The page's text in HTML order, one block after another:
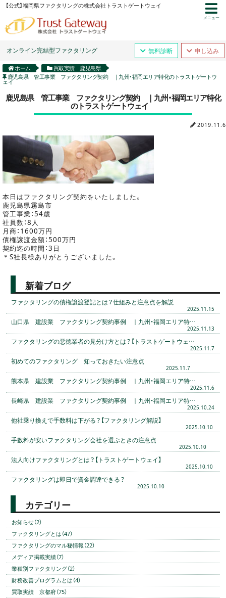
【公式】福岡県ファクタリングの株式会社トラストゲートウェイ
オンライン完結型ファクタリング 無料診断 申し込み
メニュー
ホーム
買取実績 鹿児島県
鹿児島県 管工事業 ファクタリング契約 ｜九州・福岡エリア特化のトラストゲートウ
ェイ
鹿児島県 管工事業 ファクタリング契約 ｜九州・福岡エリア特化
のトラストゲートウェイ
2019.11.6
本日はファクタリング契約をいたしました。
鹿児島県霧島市
管工事業：54歳
社員数：8人
月商：1600万円
債権譲渡金額：500万円
契約迄の時間：3日
＊S社長様ありがとうございました。
新着ブログ
ファクタリングの債権譲渡登記とは？仕組みと注意点を解説
2025.11.15
山口県 建設業 ファクタリング契約事例 ｜九州・福岡エリア特…
2025.11.13
ファクタリングの悪徳業者の見分け方とは？【トラストゲートウェ…
2025.11.7
初めてのファクタリング 知っておきたい注意点
2025.11.7
熊本県 建設業 ファクタリング契約事例 ｜九州・福岡エリア特…
2025.11.6
長崎県 建設業 ファクタリング契約事例 ｜九州・福岡エリア特…
2025.10.24
他社乗り換えで手数料は下がる？【ファクタリング解説】
2025.10.10
手数料が安いファクタリング会社を選ぶときの注意点
2025.10.10
法人向けファクタリングとは？【トラストゲートウェイ】
2025.10.10
ファクタリングは即日で資金調達できる？
2025.10.10
カテゴリー
お知らせ（2）
ファクタリングとは（47）
ファクタリングのマル秘情報（22）
メディア掲載実績（7）
業種別ファクタリング（2）
財務改善プログラムとは（4）
買取実績 京都府（75）